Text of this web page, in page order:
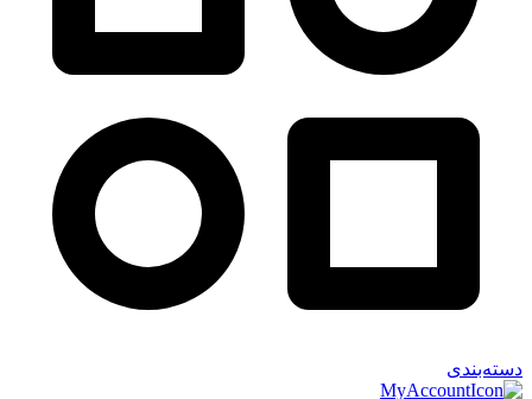
دسته‌بندی